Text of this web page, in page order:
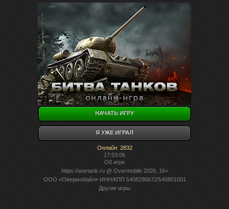
НАЧАТЬ ИГРУ
Я УЖЕ ИГРАЛ
Онлайн: 2832
17:53:06
Об игре
https://wartank.ru@ Overmobile 2026, 16+
ООО «Овермобайл» ИНН/КПП 5408290672/540801001
Другие игры